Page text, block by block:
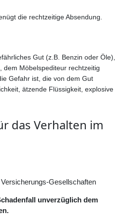
die rechtzeitige Absendung.
Gut (z.B. Benzin oder Öle),
dem Möbelspediteur rechtzeitig
Gefahr ist, die von dem Gut
ätzende Flüssigkeit, explosive
das Verhalten im
Gesellschaften
unverzüglich dem